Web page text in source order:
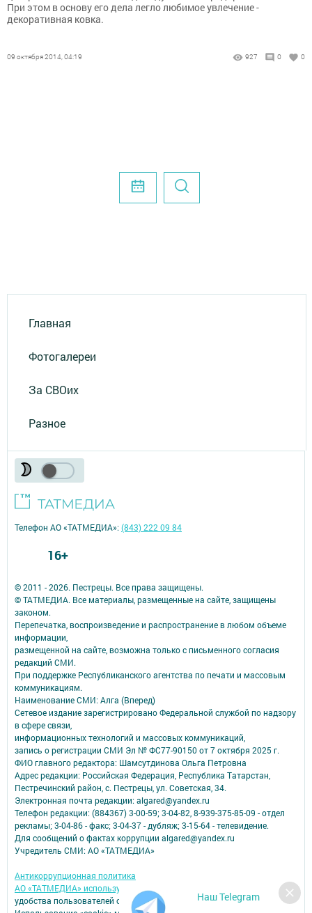
При этом в основу его дела легло любимое увлечение -
декоративная ковка.
09 октября 2014, 04:19 927 0 0
Главная
Фотогалереи
За СВОих
Разное
Наш Telegram
© 2011 - 2026. Пестрецы. Все права защищены.
© ТАТМЕДИА. Все материалы, размещенные на сайте, защищены
законом.
Перепечатка, воспроизведение и распространение в любом объеме
информации,
размещенной на сайте, возможна только с письменного согласия
редакций СМИ.
При поддержке Республиканского агентства по печати и массовым
коммуникациям.
Наименование СМИ: Алга (Вперед)
Сетевое издание зарегистрировано Федеральной службой по надзору
в сфере связи,
информационных технологий и массовых коммуникаций,
запись о регистрации СМИ Эл № ФС77-90150 от 7 октября 2025 г.
ФИО главного редактора: Шамсутдинова Ольга Петровна
Адрес редакции: Российская Федерация, Республика Татарстан,
Пестречинский район, с. Пестрецы, ул. Советская, 34.
Электронная почта редакции: algared@yandex.ru
Телефон редакции: (884367) 3-00-59; 3-04-82, 8-939-375-85-09 - отдел
рекламы; 3-04-86 - факс; 3-04-37 - дубляж; 3-15-64 - телевидение.
Для сообщений о фактах коррупции algared@yandex.ru
Учредитель СМИ: АО «ТАТМЕДИА»
Антикоррупционная политика
АО «ТАТМЕДИА» использует «cookie»
для персонализации сервисов и
удобства пользователей сайтом.
Телефон АО «ТАТМЕДИА»:(843) 222 09 84
16+